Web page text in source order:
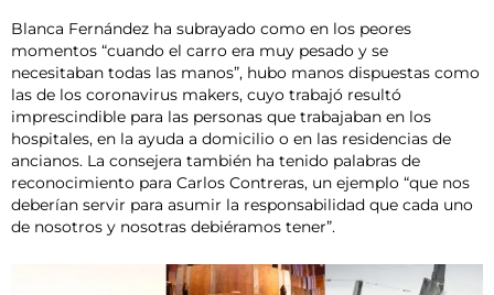
Blanca Fernández ha subrayado como en los peores
momentos “cuando el carro era muy pesado y se
necesitaban todas las manos”, hubo manos dispuestas como
las de los coronavirus makers, cuyo trabajó resultó
imprescindible para las personas que trabajaban en los
hospitales, en la ayuda a domicilio o en las residencias de
ancianos. La consejera también ha tenido palabras de
reconocimiento para Carlos Contreras, un ejemplo “que nos
deberían servir para asumir la responsabilidad que cada uno
de nosotros y nosotras debiéramos tener”.